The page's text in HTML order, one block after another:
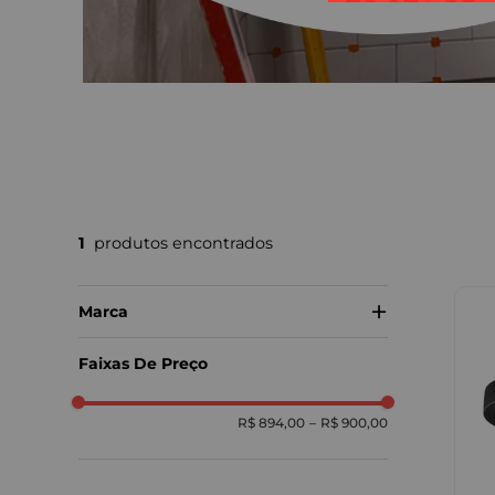
1
Marca
Faixas De Preço
R$ 894,00 – R$ 900,00